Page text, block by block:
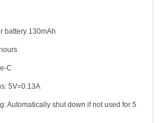
battery 130mAh
C
5V=0.13A
Automatically shut down if not used for 5